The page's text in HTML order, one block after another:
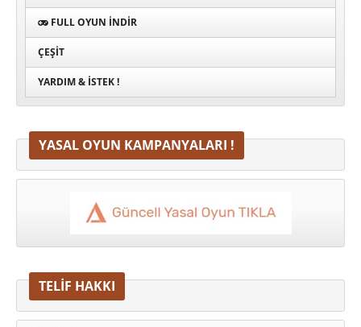
FULL OYUN İNDIR
ÇEŞIT
YARDIM & İSTEK !
YASAL OYUN KAMPANYALARI !
TELİF HAKKI